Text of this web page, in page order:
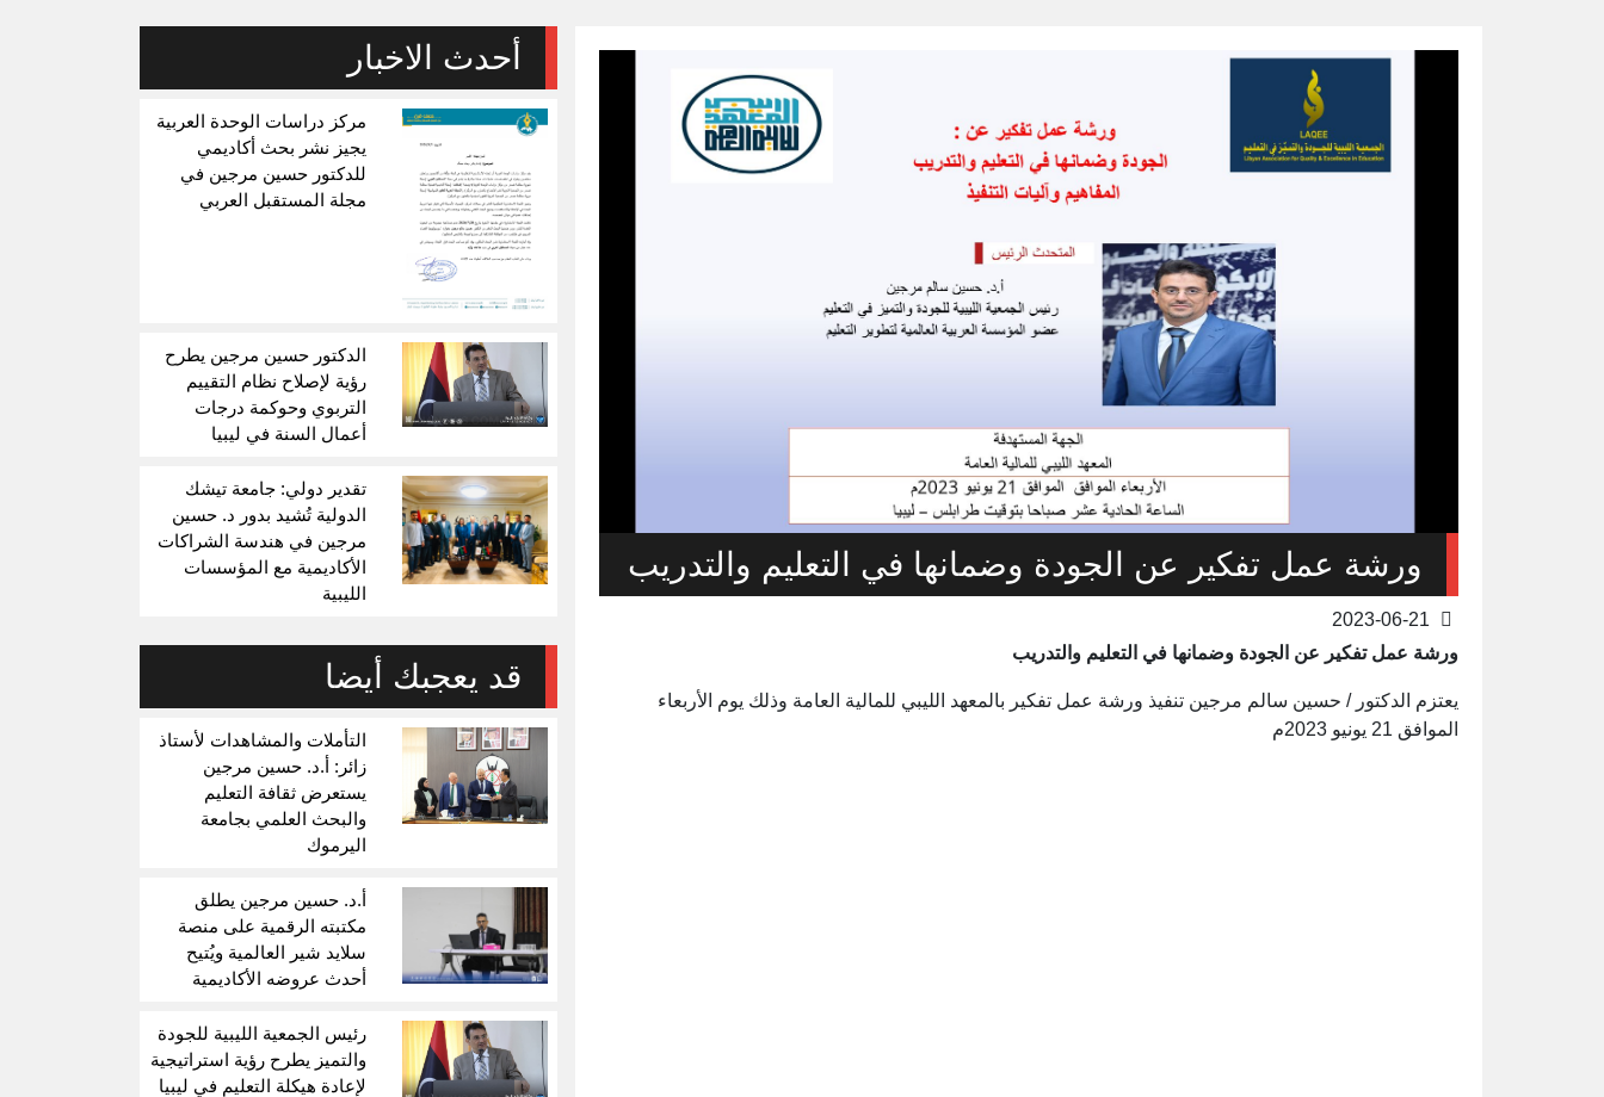
ورشة عمل تفكير عن الجودة وضمانها في التعليم والتدريب
ورشة عمل تفكير عن الجودة وضمانها في التعليم والتدريب
يعتزم الدكتور / حسين سالم مرجين تنفيذ ورشة عمل تفكير بالمعهد الليبي للمالية العامة وذلك يوم الأربعاء
الموافق 21 يونيو 2023م
أحدث الاخبار
مركز دراسات الوحدة العربية
يجيز نشر بحث أكاديمي
للدكتور حسين مرجين في
مجلة المستقبل العربي
الدكتور حسين مرجين يطرح
رؤية لإصلاح نظام التقييم
التربوي وحوكمة درجات
أعمال السنة في ليبيا
تقدير دولي: جامعة تيشك
الدولية تُشيد بدور د. حسين
مرجين في هندسة الشراكات
الأكاديمية مع المؤسسات
الليبية
قد يعجبك أيضا
التأملات والمشاهدات لأستاذ
زائر: أ.د. حسين مرجين
يستعرض ثقافة التعليم
والبحث العلمي بجامعة
اليرموك
أ.د. حسين مرجين يطلق
مكتبته الرقمية على منصة
سلايد شير العالمية ويُتيح
أحدث عروضه الأكاديمية
رئيس الجمعية الليبية للجودة
والتميز يطرح رؤية استراتيجية
لإعادة هيكلة التعليم في ليبيا